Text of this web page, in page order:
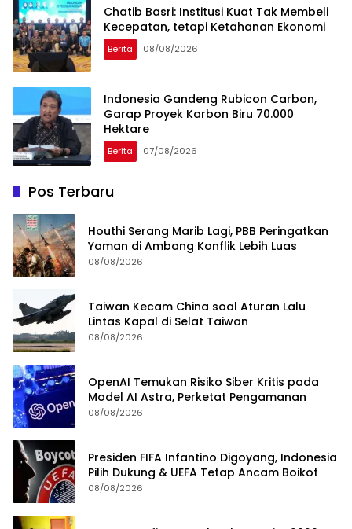
Chatib Basri: Institusi Kuat Tak Membeli
Kecepatan, tetapi Ketahanan Ekonomi
Berita 08/08/2026
Indonesia Gandeng Rubicon Carbon,
Garap Proyek Karbon Biru 70.000
Hektare
Berita 07/08/2026
Pos Terbaru
Houthi Serang Marib Lagi, PBB Peringatkan
Yaman di Ambang Konflik Lebih Luas
08/08/2026
Taiwan Kecam China soal Aturan Lalu
Lintas Kapal di Selat Taiwan
08/08/2026
OpenAI Temukan Risiko Siber Kritis pada
Model AI Astra, Perketat Pengamanan
08/08/2026
Presiden FIFA Infantino Digoyang, Indonesia
Pilih Dukung & UEFA Tetap Ancam Boikot
08/08/2026